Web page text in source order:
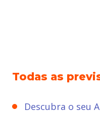
Todas as
Descubra o seu